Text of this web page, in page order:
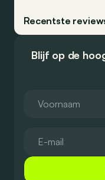
Recentste
Blijf op de